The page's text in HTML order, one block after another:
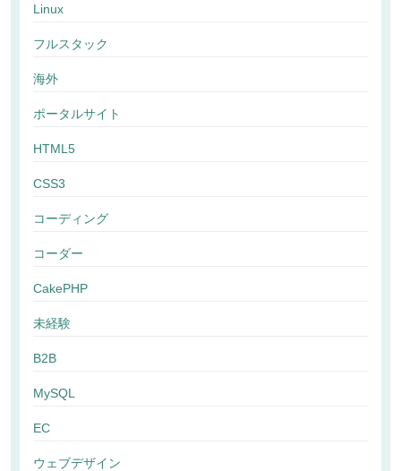
Linux
フルスタック
海外
ポータルサイト
HTML5
CSS3
コーディング
コーダー
CakePHP
未経験
B2B
MySQL
EC
ウェブデザイン